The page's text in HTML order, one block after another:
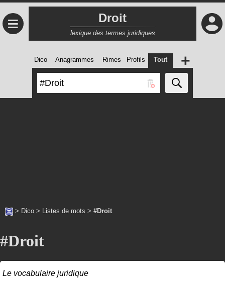
≡ Droit
lexique des termes juridiques
Dico Anagrammes Rimes Profils Tout +
> Dico > Listes de mots > #Droit
#Droit
Le vocabulaire juridique